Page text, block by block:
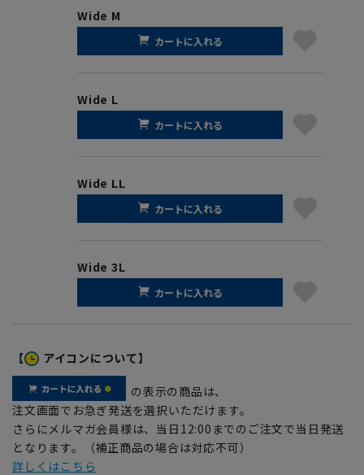
Wide M
カートに入れる
Wide L
カートに入れる
Wide LL
カートに入れる
Wide 3L
カートに入れる
【 アイコンについて】
の表示の商品は、
注文画面でお急ぎ発送を選択いただけます。
さらにメルマガ会員様は、当日12:00までのご注文で当日発送
となります。（補正商品の場合は対応不可）
詳しくはこちら